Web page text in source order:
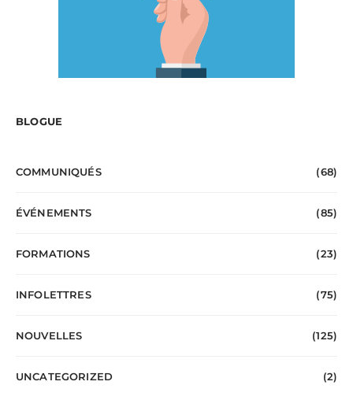
BLOGUE
COMMUNIQUÉS (68)
ÉVÉNEMENTS (85)
FORMATIONS (23)
INFOLETTRES (75)
NOUVELLES (125)
UNCATEGORIZED (2)